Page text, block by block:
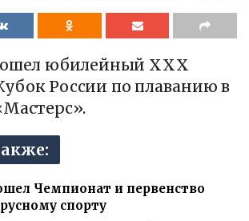
юбилейный XXX
России по плаванию в
Чемпионат и первенство
спорту